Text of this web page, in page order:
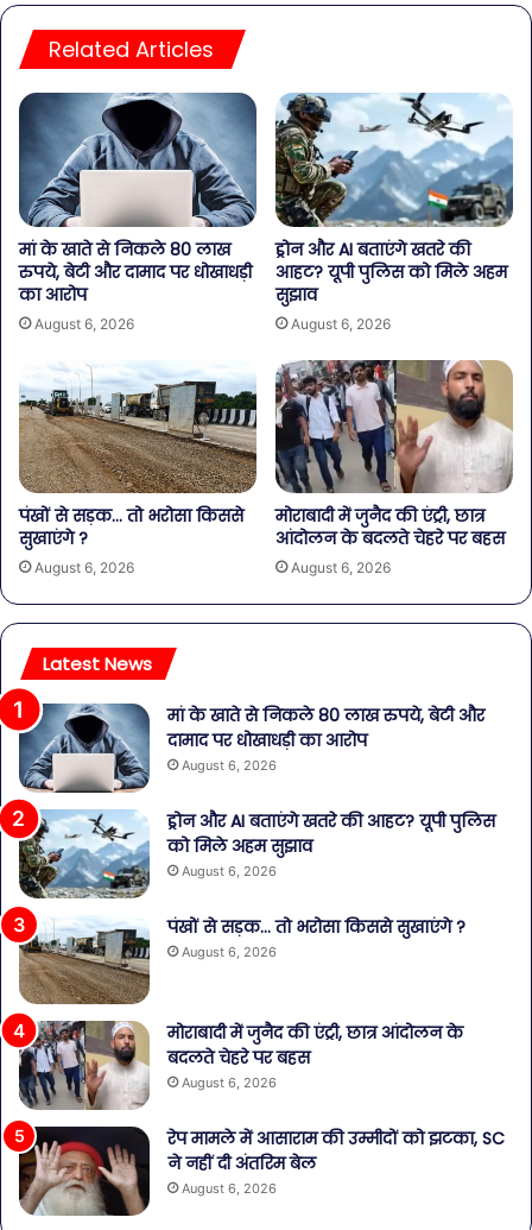
Related Articles
मां के खाते से निकले 80 लाख
रुपये, बेटी और दामाद पर धोखाधड़ी
का आरोप
August 6, 2026
ड्रोन और AI बताएंगे खतरे की
आहट? यूपी पुलिस को मिले अहम
सुझाव
August 6, 2026
पंखों से सड़क… तो भरोसा किससे
सुखाएंगे ?
August 6, 2026
मोराबादी में जुनैद की एंट्री, छात्र
आंदोलन के बदलते चेहरे पर बहस
August 6, 2026
Latest News
मां के खाते से निकले 80 लाख रुपये, बेटी और
दामाद पर धोखाधड़ी का आरोप
August 6, 2026
ड्रोन और AI बताएंगे खतरे की आहट? यूपी पुलिस
को मिले अहम सुझाव
August 6, 2026
पंखों से सड़क… तो भरोसा किससे सुखाएंगे ?
August 6, 2026
मोराबादी में जुनैद की एंट्री, छात्र आंदोलन के
बदलते चेहरे पर बहस
August 6, 2026
रेप मामले में आसाराम की उम्मीदों को झटका, SC
ने नहीं दी अंतरिम बेल
August 6, 2026